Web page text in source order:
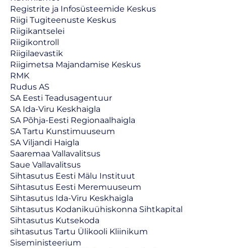
Registrite ja Infosüsteemide Keskus
Riigi Tugiteenuste Keskus
Riigikantselei
Riigikontroll
Riigilaevastik
Riigimetsa Majandamise Keskus
RMK
Rudus AS
SA Eesti Teadusagentuur
SA Ida-Viru Keskhaigla
SA Põhja-Eesti Regionaalhaigla
SA Tartu Kunstimuuseum
SA Viljandi Haigla
Saaremaa Vallavalitsus
Saue Vallavalitsus
Sihtasutus Eesti Mälu Instituut
Sihtasutus Eesti Meremuuseum
Sihtasutus Ida-Viru Keskhaigla
Sihtasutus Kodanikuühiskonna Sihtkapital
Sihtasutus Kutsekoda
sihtasutus Tartu Ülikooli Kliinikum
Siseministeerium